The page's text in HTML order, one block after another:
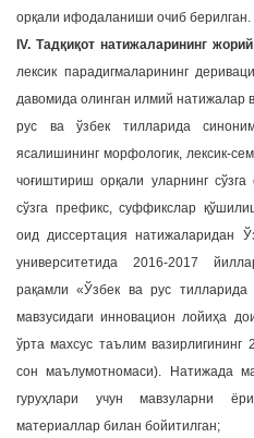
орқали ифодаланиши очиб берилган.
IV. Тадқиқот натижаларининг
лексик парадигмаларининг
давомида олинган илмий натижалар
рус ва ўзбек тилларида
ясалишининг морфологик, лексик-
чоғиштириш орқали уларнинг
сўзга префикс, суффикслар
оид диссертация натижаларидан
университетида 2016-2017
рақамли «Ўзбек ва рус тилларида
мавзусидаги инновацион лойиҳа
ўрта махсус таълим вазирлигининг
сон маълумотномаси). Натижада
гуруҳлари учун мавзуларни
материаллар билан бойитилган;